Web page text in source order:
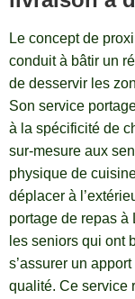
Le concept de
conduit à bâtir un
de desservir les
Son service
à la spécificité de
sur-mesure aux
physique de
déplacer à
portage de repas à
les seniors qui ont
s’assurer un
qualité. Ce service